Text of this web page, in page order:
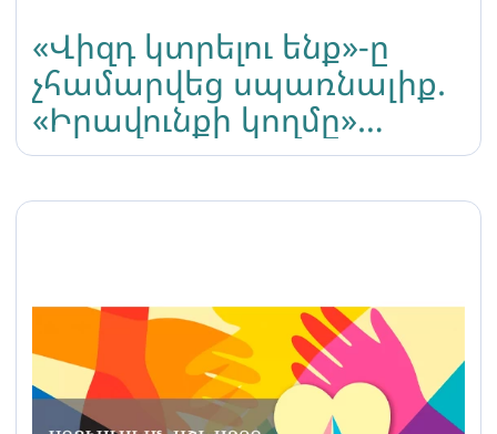
«Վիզդ կտրելու ենք»-ը
չհամարվեց սպառնալիք.
«Իրավունքի կողմը»
բողոքարկելու է ՀՀ
քննչական կոմիտեի